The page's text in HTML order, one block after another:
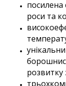
посилена
роси та
розвитку